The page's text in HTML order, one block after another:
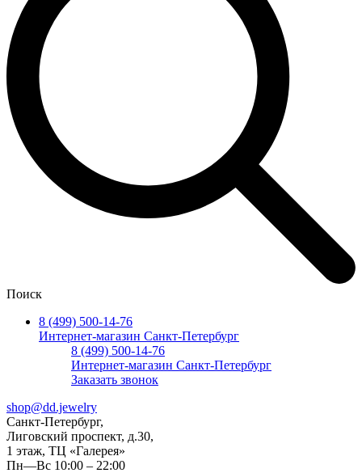
Поиск
8 (499) 500-14-76
Интернет-магазин Санкт-Петербург
8 (499) 500-14-76
Интернет-магазин Санкт-Петербург
Заказать звонок
shop@dd.jewelry
Санкт-Петербург,
Лиговский проспект, д.30,
1 этаж, ТЦ «Галерея»
Пн—Вс 10:00 – 22:00